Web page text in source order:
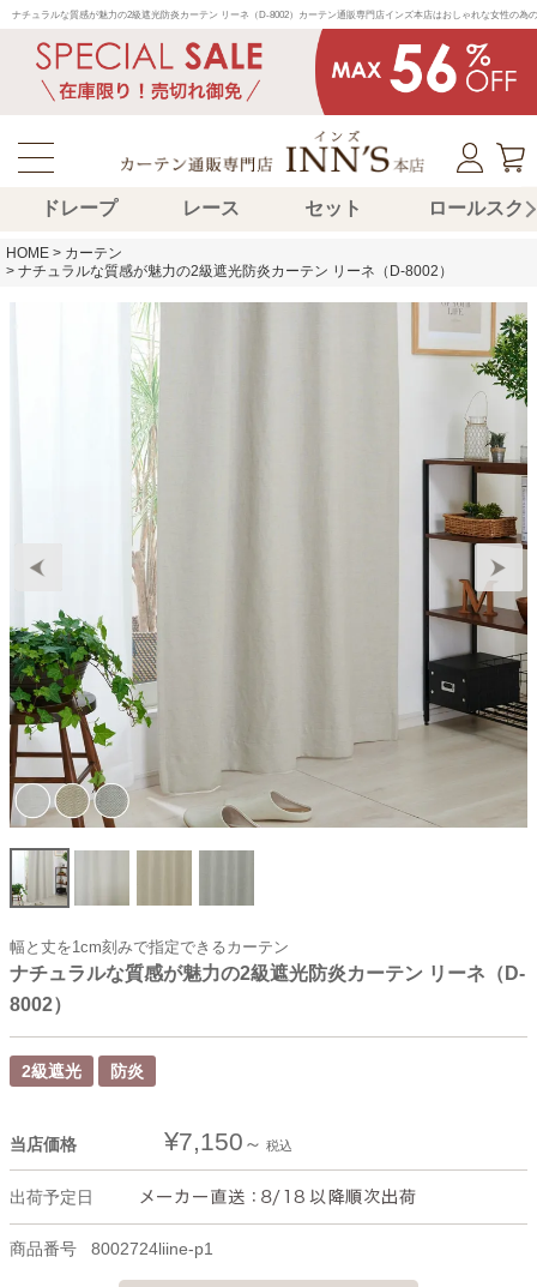
ナチュラルな質感が魅力の2級遮光防炎カーテン リーネ（D-8002）カーテン通販専門店インズ本店はおしゃれな女性の
ドレープ レース セット ロールスク
HOME
カーテン
ナチュラルな質感が魅力の2級遮光防炎カーテン リーネ（D-8002）
幅と丈を1cm刻みで指定できるカーテン
ナチュラルな質感が魅力の2級遮光防炎カーテン リーネ（D-
8002）
2級遮光 防炎
当店価格 ¥7,150 税込
出荷予定日
商品番号 8002724liine-p1